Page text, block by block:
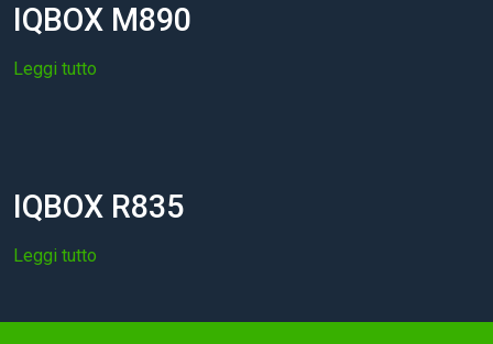
IQBOX M890
Leggi tutto
IQBOX R835
Leggi tutto